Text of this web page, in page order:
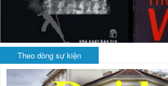
Theo dòng sự kiện